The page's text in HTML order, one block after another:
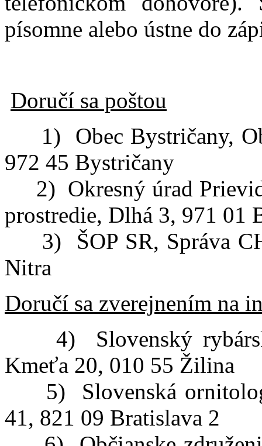
písomne alebo ústne do
Doručí sa poštou
1) Obec Bystričany,
972 45 Bystričany
2) Okresný úrad
prostredie, Dlhá 3, 971 01
3) ŠOP SR, Správa
Nitra
Doručí sa zverejnením na
4) Slovenský
Kmeťa 20, 010 55 Žilina
5) Slovenská
41, 821 09 Bratislava 2